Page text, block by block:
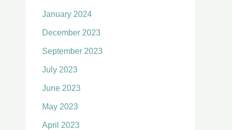
January 2024
December 2023
September 2023
July 2023
June 2023
May 2023
April 2023